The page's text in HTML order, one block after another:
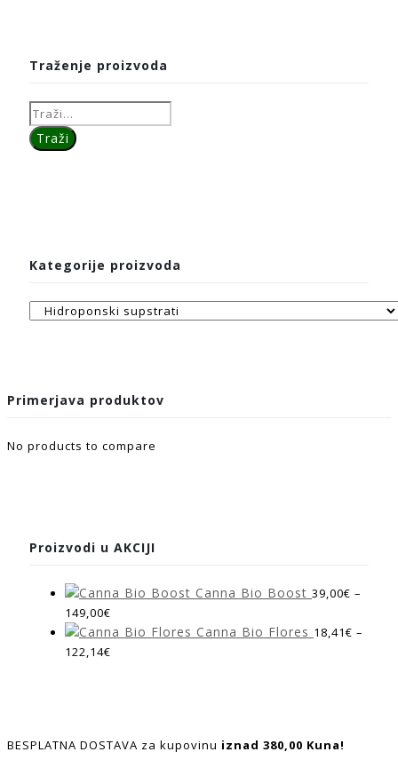
Traženje proizvoda
Kategorije proizvoda
Primerjava produktov
No products to compare
Proizvodi u AKCIJI
Canna Bio Boost 39,00€ –
149,00€
Canna Bio Flores 18,41€ –
122,14€
BESPLATNA DOSTAVA za kupovinu iznad 380,00 Kuna!